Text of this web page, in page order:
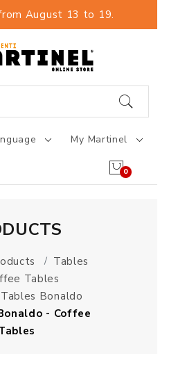
August 13 to 19.
My Martinel
0
Tables
Tables
Bonaldo
- Coffee